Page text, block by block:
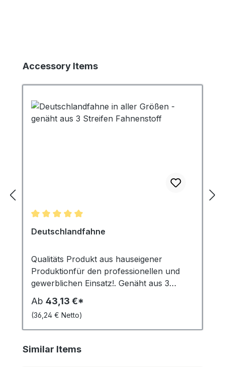
Produktgalerie überspringen
Accessory Items
Durchschnittliche Bewertung von 5 von 5 Sternen
Deutschlandfahne
Qualitäts Produkt aus hauseigener
Produktionfür den professionellen und
gewerblichen Einsatz!. Genäht aus 3
Streifen hochwertig
durchgefärbten Fahnenstoff Vollpolyester
115 g/m² für den professionellen und
gewerblichen Einsatz. Wetterfest, hohe
UV-Stabilität, robust und waschbar bis 30
Grad. Die Deutschland Fahne ist
Ab 43,13 €*
(36,24 € Netto)
Produktgalerie überspringen
Similar Items